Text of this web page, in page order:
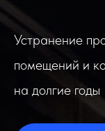
Устранение
помещений и
на долгие годы